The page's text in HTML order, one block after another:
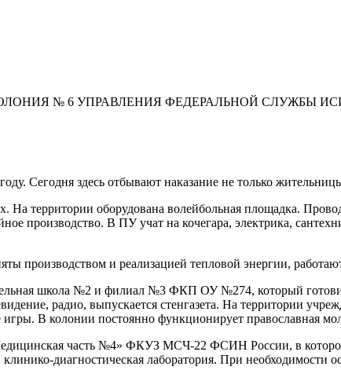
№ 6 УПРАВЛЕНИЯ ФЕДЕРАЛЬНОЙ СЛУЖБЫ
Сегодня здесь отбывают наказание не только
На территории оборудована волейбольная площадка.
производство. В ПУ учат на кочегара, электрика,
производством и реализацией тепловой энергии,
школа №2 и филиал №3 ФКП ОУ №274, который
радио, выпускается стенгазета. На территории
В колонии постоянно функционирует православная
часть №4» ФКУЗ МСЧ-22 ФСИН России, в котором
диагностическая лаборатория. При